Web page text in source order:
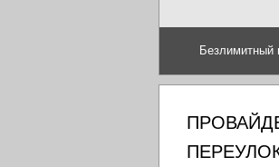
Безлимитный